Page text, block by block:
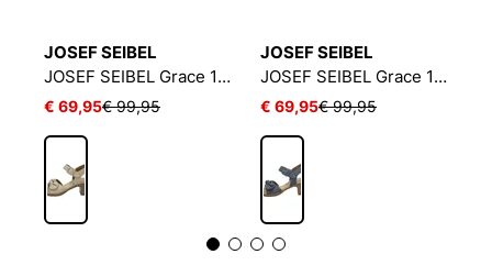
JOSEF SEIBEL
JOSEF SEIBEL Grace 11 | Sandale für Damen | Beige
€ 69,95€ 99,95
JOSEF SEIBEL
JOSEF SEIBEL Grace 11 | Sandale für Damen | Blau
€ 69,95€ 99,95